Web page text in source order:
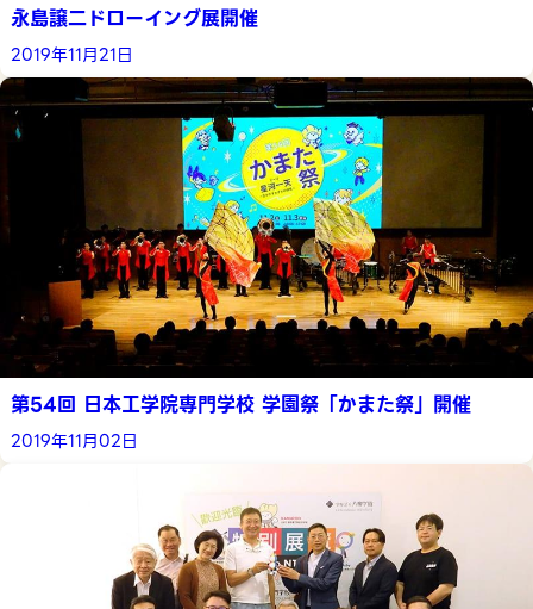
永島譲二ドローイング展開催
2019年11月21日
第54回 日本工学院専門学校 学園祭「かまた祭」開催
2019年11月02日